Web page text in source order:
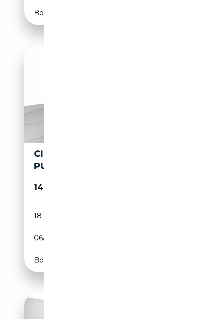
Boîte manuelle
CITROEN C3 AIRCROSS 1.2
PURETECH 130CV MAX EAT6
14 900€
18 000 km
06/2024
Boîte automatique